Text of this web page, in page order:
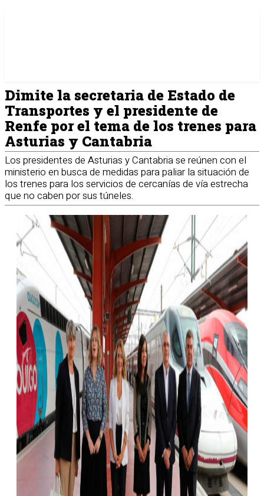
Dimite la secretaria de Estado de
Transportes y el presidente de
Renfe por el tema de los trenes para
Asturias y Cantabria
Los presidentes de Asturias y Cantabria se reúnen con el
ministerio en busca de medidas para paliar la situación de
los trenes para los servicios de cercanías de vía estrecha
que no caben por sus túneles.